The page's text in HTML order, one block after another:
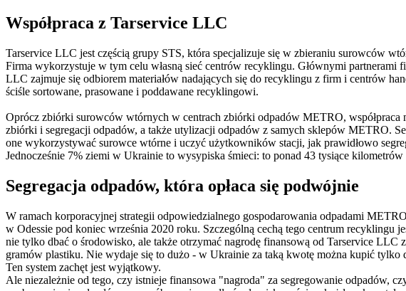
Współpraca z Tarservice LLC
Tarservice LLC jest częścią grupy STS, która specjalizuje się w zbieraniu surowców
Firma wykorzystuje w tym celu własną sieć centrów recyklingu. Głównymi
LLC zajmuje się odbiorem materiałów nadających się do recyklingu z firm i centrów
ściśle sortowane, prasowane i poddawane recyklingowi.
Oprócz zbiórki surowców wtórnych w centrach zbiórki odpadów METRO,
zbiórki i segregacji odpadów, a także utylizacji odpadów z samych sklepów METRO.
one wykorzystywać surowce wtórne i uczyć użytkowników stacji, jak prawidłowo
Jednocześnie 7% ziemi w Ukrainie to wysypiska śmieci: to ponad 43 tysiące
Segregacja odpadów, która opłaca się podwójnie
W ramach korporacyjnej strategii odpowiedzialnego gospodarowania odpadami
w Odessie pod koniec września 2020 roku. Szczególną cechą tego centrum
nie tylko dbać o środowisko, ale także otrzymać nagrodę finansową od Tarservice
gramów plastiku. Nie wydaje się to dużo - w Ukrainie za taką kwotę można kupić
Ten system zachęt jest wyjątkowy.
Ale niezależnie od tego, czy istnieje finansowa "nagroda" za segregowanie odpadów,